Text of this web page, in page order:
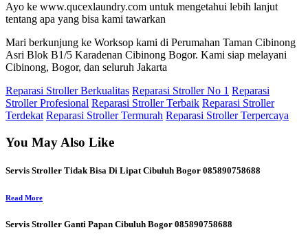
Ayo ke www.qucexlaundry.com untuk mengetahui lebih lanjut
tentang apa yang bisa kami tawarkan
Mari berkunjung ke Worksop kami di Perumahan Taman Cibinong
Asri Blok B1/5 Karadenan Cibinong Bogor. Kami siap melayani
Cibinong, Bogor, dan seluruh Jakarta
Reparasi Stroller Berkualitas Reparasi Stroller No 1 Reparasi
Stroller Profesional Reparasi Stroller Terbaik Reparasi Stroller
Terdekat Reparasi Stroller Termurah Reparasi Stroller Terpercaya
You May Also Like
Servis Stroller Tidak Bisa Di Lipat Cibuluh Bogor 085890758688
Read More
Servis Stroller Ganti Papan Cibuluh Bogor 085890758688